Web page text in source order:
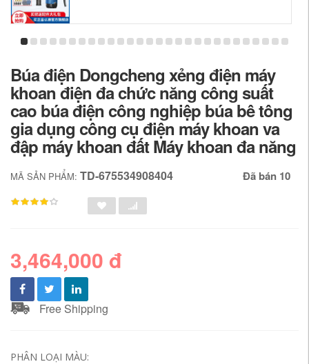
Búa điện Dongcheng xẻng điện máy
khoan điện đa chức năng công suất
cao búa điện công nghiệp búa bê tông
gia dụng công cụ điện máy khoan va
đập máy khoan đất Máy khoan đa năng
MÃ SẢN PHẨM: TD-675534908404 Đã bán 10
3,464,000 đ
Free Shipping
PHÂN LOẠI MÀU: